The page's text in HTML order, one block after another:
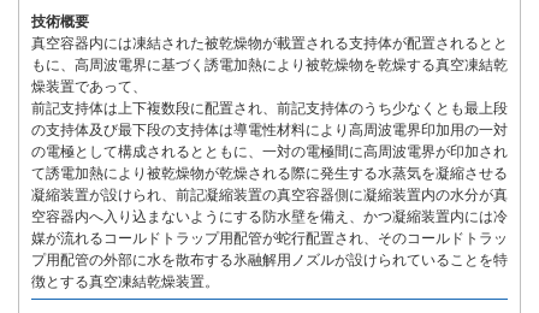
技術概要
真空容器内には凍結された被乾燥物が載置される支持体が配置されるとと
もに、高周波電界に基づく誘電加熱により被乾燥物を乾燥する真空凍結乾
燥装置であって、
前記支持体は上下複数段に配置され、前記支持体のうち少なくとも最上段
の支持体及び最下段の支持体は導電性材料により高周波電界印加用の一対
の電極として構成されるとともに、一対の電極間に高周波電界が印加され
て誘電加熱により被乾燥物が乾燥される際に発生する水蒸気を凝縮させる
凝縮装置が設けられ、前記凝縮装置の真空容器側に凝縮装置内の水分が真
空容器内へ入り込まないようにする防水壁を備え、かつ凝縮装置内には冷
媒が流れるコールドトラップ用配管が蛇行配置され、そのコールドトラッ
プ用配管の外部に水を散布する氷融解用ノズルが設けられていることを特
徴とする真空凍結乾燥装置。